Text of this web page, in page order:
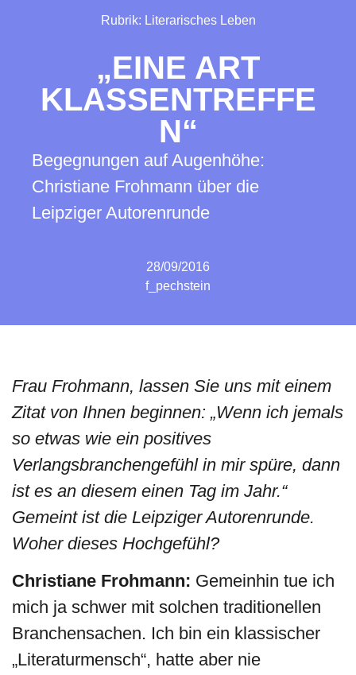
Rubrik: Literarisches Leben
„EINE ART
KLASSENTREFFE
N“
Begegnungen auf Augenhöhe:
Christiane Frohmann über die
Leipziger Autorenrunde
28/09/2016
f_pechstein
Frau Frohmann, lassen Sie uns mit einem
Zitat von Ihnen beginnen: „Wenn ich jemals
so etwas wie ein positives
Verlangsbranchengefühl in mir spüre, dann
ist es an diesem einen Tag im Jahr.“
Gemeint ist die Leipziger Autorenrunde.
Woher dieses Hochgefühl?
Christiane Frohmann: Gemeinhin tue ich
mich ja schwer mit solchen traditionellen
Branchensachen. Ich bin ein klassischer
„Literaturmensch“, hatte aber nie